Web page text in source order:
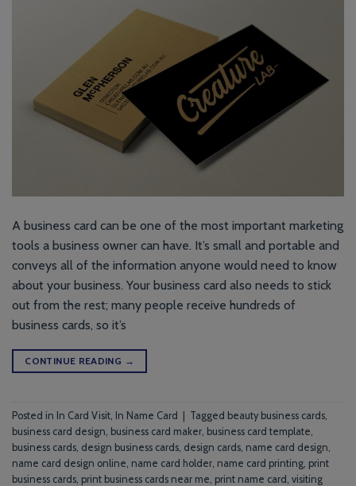
A business card can be one of the most important marketing
tools a business owner can have. It’s small and portable and
conveys all of the information anyone would need to know
about your business. Your business card also needs to stick
out from the rest; many people receive hundreds of
business cards, so it’s
CONTINUE READING →
Posted in In Card Visit In Name Card Tagged beauty business cards
business card design business card maker business card template
business cards design business cards design cards name card design
name card design online name card holder name card printing print
business cards print business cards near me print name card visiting